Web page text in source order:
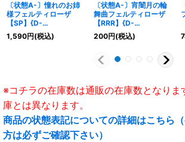
〔状態A-〕憧れのお姉
様フェルティローザ
【SP】{D-
LBT01/SP36}《リリカ
ルモナステリオ》
1,590円(税込)
〔状態A-〕宵闇月の輪
舞曲フェルティローザ
【RRR】{D-
LBT01/008}《リリカル
モナステリオ》
200円(税込)
※コチラの在庫数は通販の在庫数となりま
庫とは異なります。
商品の状態表記についての詳細はこちら
方は必ずご確認下さい）